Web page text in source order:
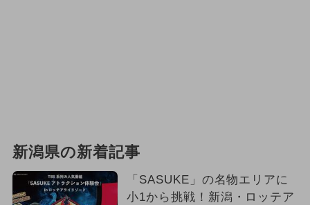
新潟県の新着記事
「SASUKE」の名物エリアに
小1から挑戦！新潟・ロッテア